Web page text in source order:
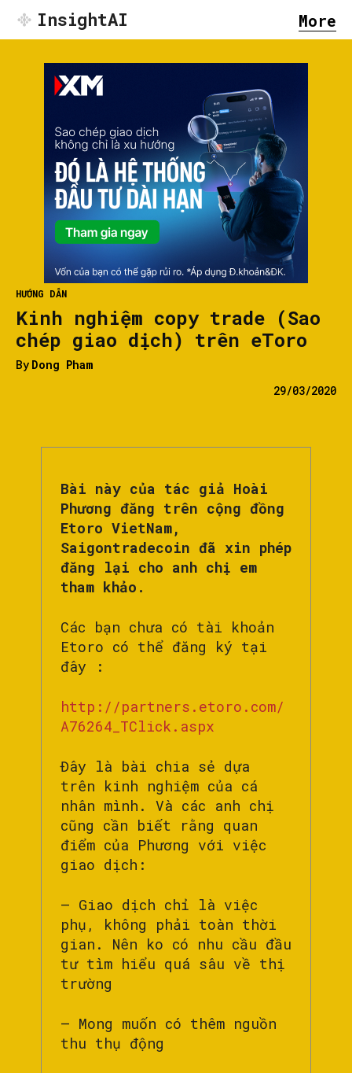
InsightAI More
HƯỚNG DẪN
Kinh nghiệm copy trade (Sao
chép giao dịch) trên eToro
By Dong Pham
29/03/2020
Bài này của tác giả Hoài
Phương đăng trên cộng đồng
Etoro VietNam,
Saigontradecoin đã xin phép
đăng lại cho anh chị em
tham khảo.
Các bạn chưa có tài khoản
Etoro có thể đăng ký tại
đây :
http://partners.etoro.com/
A76264_TClick.aspx
Đây là bài chia sẻ dựa
trên kinh nghiệm của cá
nhân mình. Và các anh chị
cũng cần biết rằng quan
điểm của Phương với việc
giao dịch:
– Giao dịch chỉ là việc
phụ, không phải toàn thời
gian. Nên ko có nhu cầu đầu
tư tìm hiểu quá sâu về thị
trường
– Mong muốn có thêm nguồn
thu thụ động